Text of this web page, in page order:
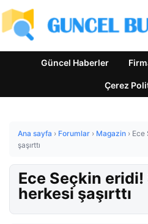
Güncel Haberler
Çerez
Ana sayfa › Forumlar › Magazin › Ece
şaşırttı
Ece Seçkin eridi!
herkesi şaşırttı